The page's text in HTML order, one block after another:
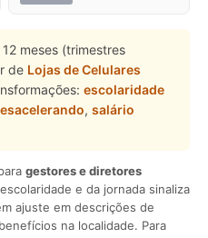
12 meses (trimestres
de Lojas de Celulares
escolaridade
, salário
gestores e diretores
e da jornada sinaliza
ajuste em descrições de
na localidade. Para